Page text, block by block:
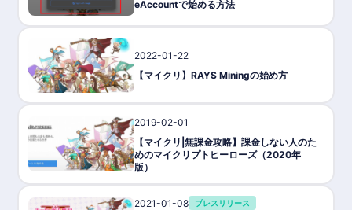
eAccountで始める方法
2022-01-22
【マイクリ】RAYS Miningの始め方
2019-02-01
【マイクリ|無課金攻略】課金しない人のた
めのマイクリプトヒーローズ（2020年
版）
2021-01-08 プレスリリース